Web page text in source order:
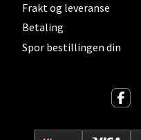
Frakt og leveranse
Betaling
Spor bestillingen din
Bolagsgata 1, 8514
Åpent i dag 10-20
0 i butikk